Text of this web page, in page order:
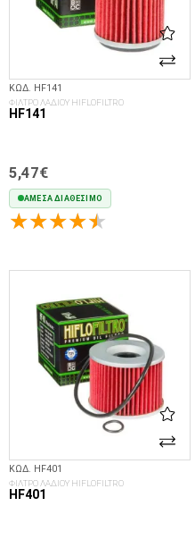
ΚΩΔ. HF141
ΦΙΛΤΡΟ ΛΑΔΙΟΥ HIFLOFILTRO
HF141
5,47€
ΆΜΕΣΑ ΔΙΑΘΈΣΙΜΟ
ΚΩΔ. HF401
ΦΙΛΤΡΟ ΛΑΔΙΟΥ HIFLOFILTRO
HF401